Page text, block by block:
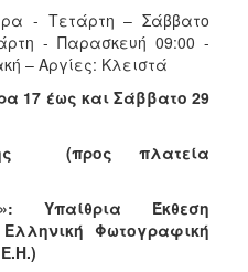
- Τετάρτη – Σάββατο
- Παρασκευή 09:00 -
– Αργίες: Κλειστά
17 έως και Σάββατο 29
(προς πλατεία
Υπαίθρια Έκθεση
Φωτογραφική